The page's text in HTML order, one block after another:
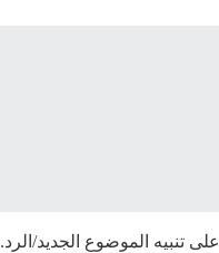
تنبيه الموضوع الجديد/الرد.